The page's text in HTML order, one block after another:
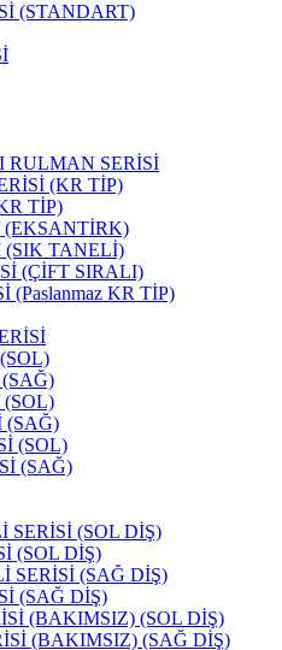
(STANDART)
SERİSİ
(KR TİP)
TİP)
(EKSANTİRK)
(SIK TANELİ)
(ÇİFT SIRALI)
(Paslanmaz KR TİP)
(SOL)
(SAĞ)
(SOL)
(SAĞ)
SERİSİ (SOL DİŞ)
(SOL DİŞ)
SERİSİ (SAĞ DİŞ)
(SAĞ DİŞ)
(BAKIMSIZ) (SOL DİŞ)
(BAKIMSIZ) (SAĞ DİŞ)